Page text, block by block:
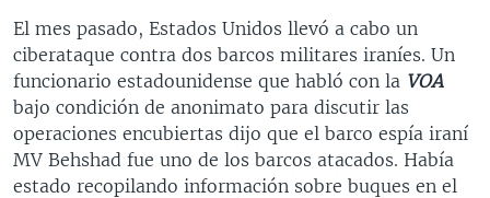
El mes pasado, Estados Unidos llevó a cabo un
ciberataque contra dos barcos militares iraníes. Un
funcionario estadounidense que habló con la VOA
bajo condición de anonimato para discutir las
operaciones encubiertas dijo que el barco espía iraní
MV Behshad fue uno de los barcos atacados. Había
estado recopilando información sobre buques en el